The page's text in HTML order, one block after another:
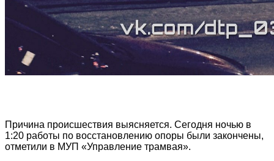
Причина происшествия выясняется. Сегодня ночью в
1:20 работы по восстановлению опоры были закончены,
отметили в МУП «Управление трамвая».